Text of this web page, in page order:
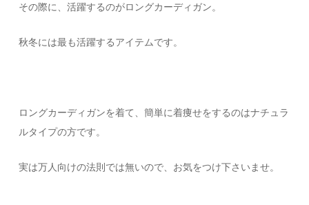
その際に、活躍するのがロングカーディガン。
秋冬には最も活躍するアイテムです。
ロングカーディガンを着て、簡単に着痩せをするのはナチュラ
ルタイプの方です。
実は万人向けの法則では無いので、お気をつけ下さいませ。